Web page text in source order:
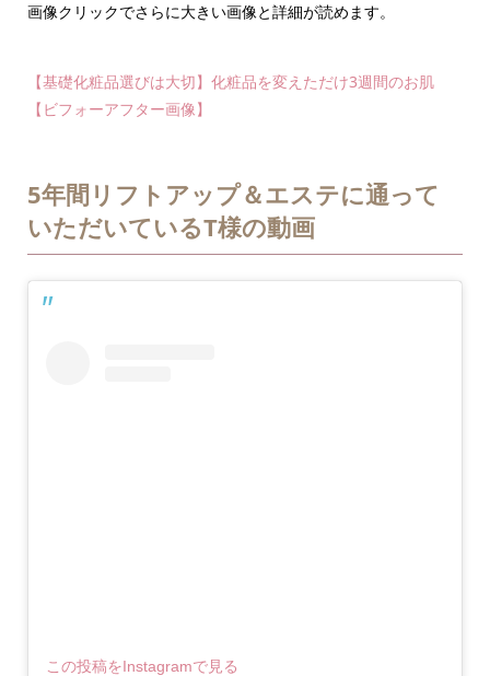
画像クリックでさらに大きい画像と詳細が読めます。
【基礎化粧品選びは大切】化粧品を変えただけ3週間のお肌
【ビフォーアフター画像】
5年間リフトアップ＆エステに通って
いただいているT様の動画
この投稿をInstagramで見る